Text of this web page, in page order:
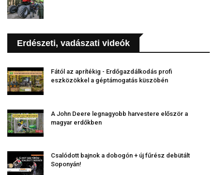
Erdészeti, vadászati videók
Fától az aprítékig - Erdőgazdálkodás profi
eszközökkel a géptámogatás küszöbén
A John Deere legnagyobb harvestere először a
magyar erdőkben
Csalódott bajnok a dobogón + új fűrész debütált
Soponyán!